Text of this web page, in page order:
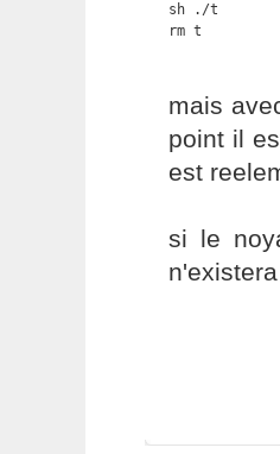
sh ./t
rm t
mais
point il
est
si le